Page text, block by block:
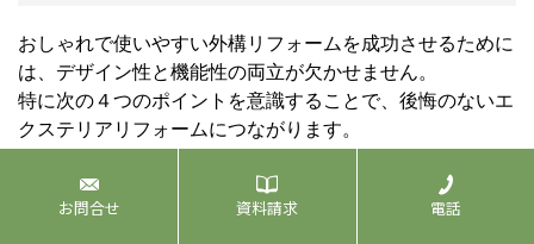
おしゃれで使いやすい外構リフォームを成功させるために
は、デザイン性と機能性の両立が欠かせません。
特に次の４つのポイントを意識することで、後悔のないエ
クステリアリフォームにつながります。
1. ライフスタイルに合わせて計画する
お問合せ 資料請求 電話